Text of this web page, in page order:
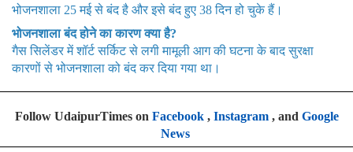
भोजनशाला 25 मई से बंद है और इसे बंद हुए 38 दिन हो चुके हैं।
भोजनशाला बंद होने का कारण क्या है?
गैस सिलेंडर में शॉर्ट सर्किट से लगी मामूली आग की घटना के बाद सुरक्षा
कारणों से भोजनशाला को बंद कर दिया गया था।
Follow UdaipurTimes on Facebook, Instagram, and Google
News